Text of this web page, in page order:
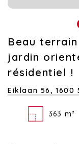
Beau
jardin
résidentiel !
Eiklaan 56,1600
363 m²